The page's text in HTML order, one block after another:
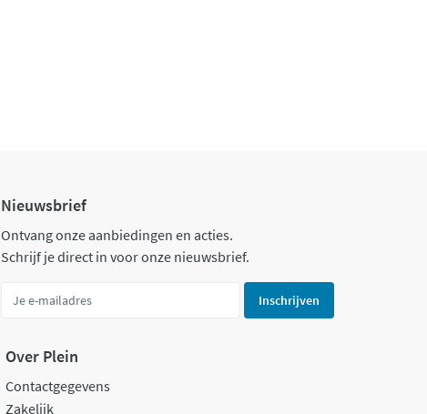
Nieuwsbrief
Ontvang onze aanbiedingen en acties.
Schrijf je direct in voor onze nieuwsbrief.
Inschrijven
Over Plein
Contactgegevens
Zakelijk